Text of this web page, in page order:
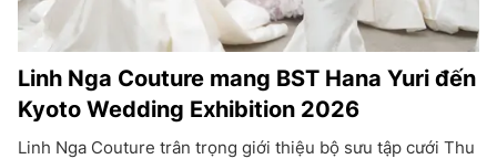
Linh Nga Couture mang BST Hana Yuri đến
Kyoto Wedding Exhibition 2026
Linh Nga Couture trân trọng giới thiệu bộ sưu tập cưới Thu